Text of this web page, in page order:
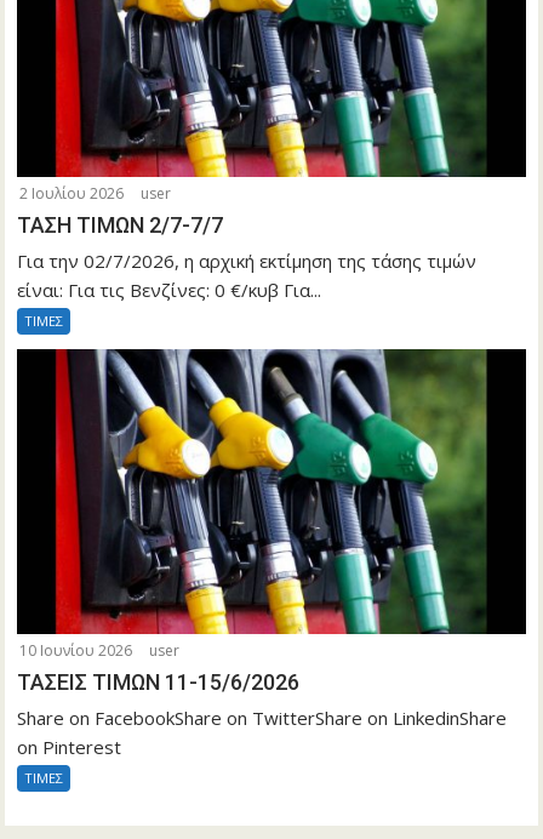
2 Ιουλίου 2026 user
ΤΑΣΗ ΤΙΜΩΝ 2/7-7/7
Για την 02/7/2026, η αρχική εκτίμηση της τάσης τιμών
είναι: Για τις Βενζίνες: 0 €/κυβ Για...
ΤΙΜΕΣ
10 Ιουνίου 2026 user
ΤΑΣΕΙΣ ΤΙΜΩΝ 11-15/6/2026
Share on FacebookShare on TwitterShare on LinkedinShare
on Pinterest
ΤΙΜΕΣ